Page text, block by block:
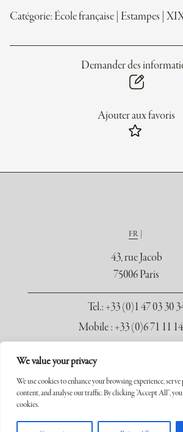
We value your privacy
We use cookies to enhance your browsing experience, serve
content, and analyse our traffic. By clicking "Accept All",
cookies.
Catégorie: École française Estampes
Demander des
Ajouter aux favoris
FR
43, rue Jacob
75006 Paris
Tel.: +33 (0)1 47 03 30
Mobile : +33 (0)6 71 11